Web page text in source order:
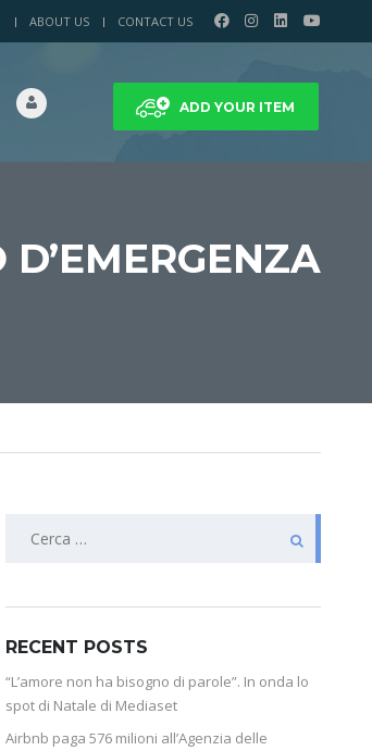
ABOUT US CONTACT US
ADD YOUR ITEM
RECENT POSTS
“L’amore non ha bisogno di parole”. In onda lo
spot di Natale di Mediaset
Airbnb paga 576 milioni all’Agenzia delle